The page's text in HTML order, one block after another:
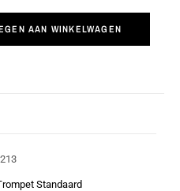
AAN WINKELWAGEN
Standaard